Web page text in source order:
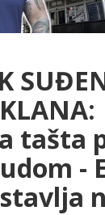
tašta
-